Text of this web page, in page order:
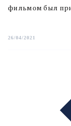
фильмом был
26/04/2021